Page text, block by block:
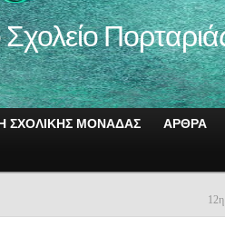
ΣΧΟΛΙΚΗΣ ΜΟΝΑΔΑΣ ΑΡΘΡΑ